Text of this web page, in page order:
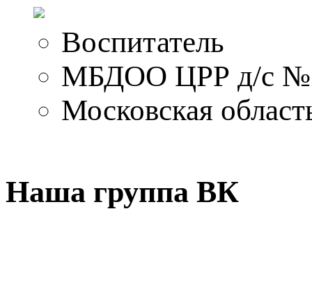
Воспитатель
МБДОО ЦРР д/с
Московская
Наша группа ВК